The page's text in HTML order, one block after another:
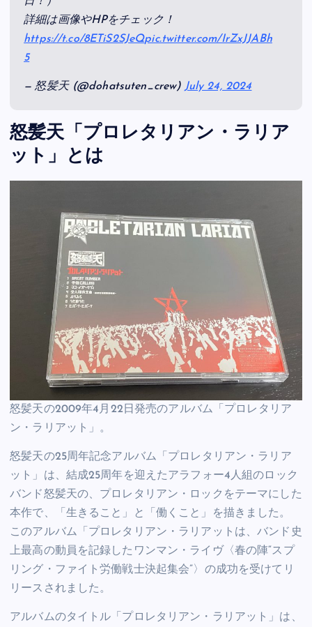
詳細は画像やHPをチェック！
https://t.co/8ETiS2SJeQpic.twitter.com/IrZxJJABh
5
— 怒髪天 (@dohatsuten_crew) July 24, 2024
怒髪天「プロレタリアン・ラリア
ット」とは
怒髪天の2009年4月22日発売のアルバム「プロレタリア
ン・ラリアット」。
怒髪天の25周年記念アルバム「プロレタリアン・ラリア
ット」は、結成25周年を迎えたアラフォー4人組のロック
バンド怒髪天の、プロレタリアン・ロックをテーマにした
本作で、「生きること」と「働くこと」を描きました。
このアルバム「プロレタリアン・ラリアットは、バンド史
上最高の動員を記録したワンマン・ライヴ〈春の陣“スプ
リング・ファイト労働戦士決起集会”〉の成功を受けてリ
リースされました。
アルバムのタイトル「プロレタリアン・ラリアット」は、